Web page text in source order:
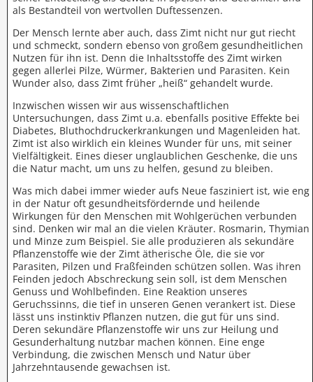
als Bestandteil von wertvollen Duftessenzen.
Der Mensch lernte aber auch, dass Zimt nicht nur gut riecht
und schmeckt, sondern ebenso von großem gesundheitlichen
Nutzen für ihn ist. Denn die Inhaltsstoffe des Zimt wirken
gegen allerlei Pilze, Würmer, Bakterien und Parasiten. Kein
Wunder also, dass Zimt früher „heiß“ gehandelt wurde.
Inzwischen wissen wir aus wissenschaftlichen
Untersuchungen, dass Zimt u.a. ebenfalls positive Effekte bei
Diabetes, Bluthochdruckerkrankungen und Magenleiden hat.
Zimt ist also wirklich ein kleines Wunder für uns, mit seiner
Vielfältigkeit. Eines dieser unglaublichen Geschenke, die uns
die Natur macht, um uns zu helfen, gesund zu bleiben.
Was mich dabei immer wieder aufs Neue fasziniert ist, wie eng
in der Natur oft gesundheitsfördernde und heilende
Wirkungen für den Menschen mit Wohlgerüchen verbunden
sind. Denken wir mal an die vielen Kräuter. Rosmarin, Thymian
und Minze zum Beispiel. Sie alle produzieren als sekundäre
Pflanzenstoffe wie der Zimt ätherische Öle, die sie vor
Parasiten, Pilzen und Fraßfeinden schützen sollen. Was ihren
Feinden jedoch Abschreckung sein soll, ist dem Menschen
Genuss und Wohlbefinden. Eine Reaktion unseres
Geruchssinns, die tief in unseren Genen verankert ist. Diese
lässt uns instinktiv Pflanzen nutzen, die gut für uns sind.
Deren sekundäre Pflanzenstoffe wir uns zur Heilung und
Gesunderhaltung nutzbar machen können. Eine enge
Verbindung, die zwischen Mensch und Natur über
Jahrzehntausende gewachsen ist.